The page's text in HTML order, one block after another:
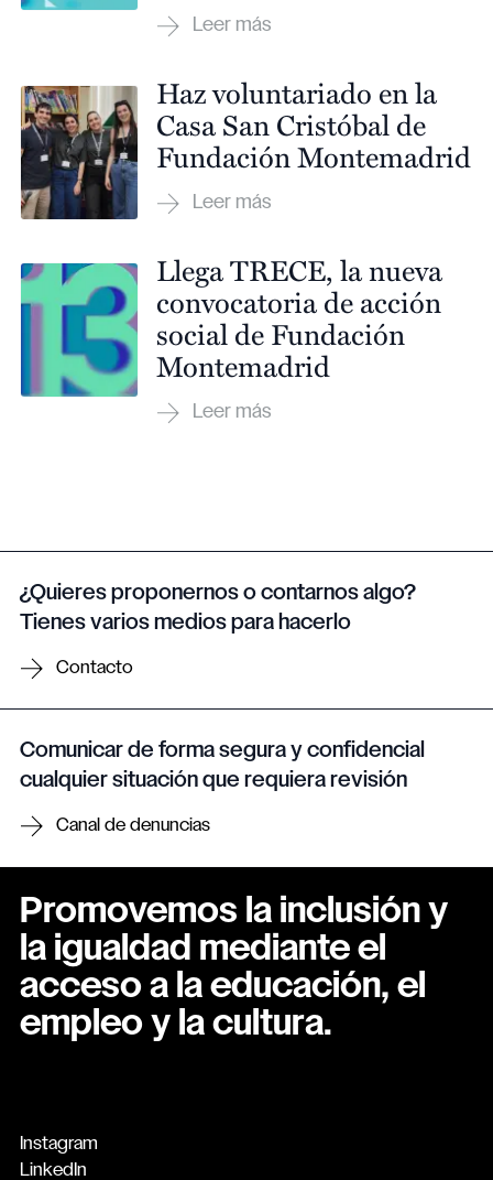
Haz voluntariado en la
Casa San Cristóbal de
Fundación Montemadrid
Llega TRECE, la nueva
convocatoria de acción
social de Fundación
Montemadrid
¿Quieres proponernos o contarnos algo?
Tienes varios medios para hacerlo
Contacto
Comunicar de forma segura y confidencial
cualquier situación que requiera revisión
Canal de denuncias
Promovemos la inclusión y
la igualdad mediante el
acceso a la educación, el
empleo y la cultura.
Instagram
LinkedIn